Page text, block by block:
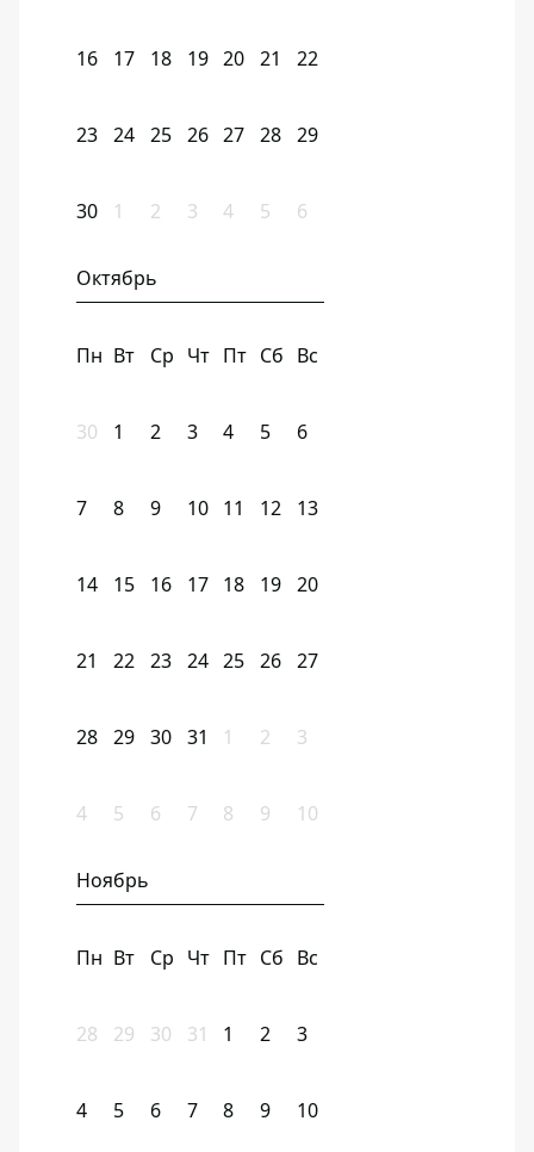
16 17 18 19 20 21 22
23 24 25 26 27 28 29
30 1 2 3 4 5 6
Октябрь
Пн Вт Ср Чт Пт Сб Вс
30 1 2 3 4 5 6
7 8 9 10 11 12 13
14 15 16 17 18 19 20
21 22 23 24 25 26 27
28 29 30 31 1 2 3
4 5 6 7 8 9 10
Ноябрь
Пн Вт Ср Чт Пт Сб Вс
28 29 30 31 1 2 3
4 5 6 7 8 9 10